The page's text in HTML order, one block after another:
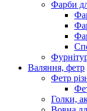
Фарби
Валяння, фетр
Фетр
Голки,